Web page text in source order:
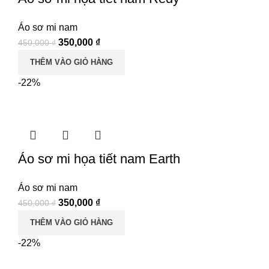
Áo sơ mi nam
450,000₫ Giá
gốc
350,000 ₫Giá
hiện
THÊM VÀO GIỎ HÀNG
-22%
Áo sơ mi họa tiết nam Earth
Áo sơ mi nam
450,000₫ Giá
gốc
350,000 ₫Giá
hiện
THÊM VÀO GIỎ HÀNG
-22%